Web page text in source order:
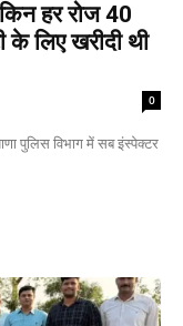
हर रोज 40
लिए खरीदी थी
0
पुलिस विभाग में सब इंस्पेक्टर